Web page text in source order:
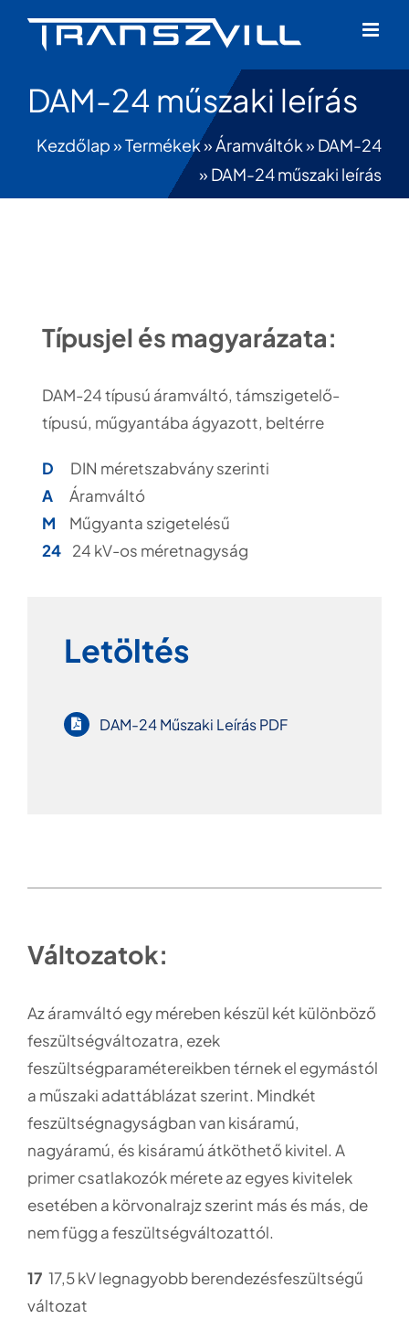
DAM-24 műszaki leírás
Kezdőlap»Termékek»Áramváltók» DAM-24
» DAM-24 műszaki leírás
Típusjel és magyarázata:
DAM-24 típusú áramváltó, támszigetelő-
típusú, műgyantába ágyazott, beltérre
D DIN méretszabvány szerinti
A Áramváltó
M Műgyanta szigetelésű
24 24 kV-os méretnagyság
Letöltés
DAM-24 Műszaki Leírás PDF
Változatok:
Az áramváltó egy méreben készül két különböző
feszültségváltozatra, ezek
feszültségparamétereikben térnek el egymástól
a műszaki adattáblázat szerint. Mindkét
feszültségnagyságban van kisáramú,
nagyáramú, és kisáramú átköthető kivitel. A
primer csatlakozók mérete az egyes kivitelek
esetében a körvonalrajz szerint más és más, de
nem függ a feszültségváltozattól.
17 17,5 kV legnagyobb berendezésfeszültségű
változat